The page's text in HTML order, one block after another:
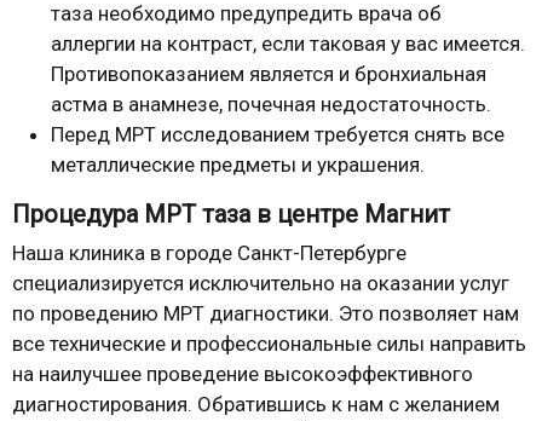
таза необходимо предупредить врача об
аллергии на контраст, если таковая у вас имеется.
Противопоказанием является и бронхиальная
астма в анамнезе, почечная недостаточность.
Перед МРТ исследованием требуется снять все
металлические предметы и украшения.
Процедура МРТ таза в центре Магнит
Наша клиника в городе Санкт-Петербурге
специализируется исключительно на оказании услуг
по проведению МРТ диагностики. Это позволяет нам
все технические и профессиональные силы направить
на наилучшее проведение высокоэффективного
диагностирования. Обратившись к нам с желанием